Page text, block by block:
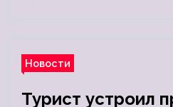
Новости
Турист устроил